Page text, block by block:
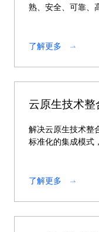
熟、安全、可靠、
了解更多
云原生技术
解决云原生技术整
标准化的集成模式
了解更多